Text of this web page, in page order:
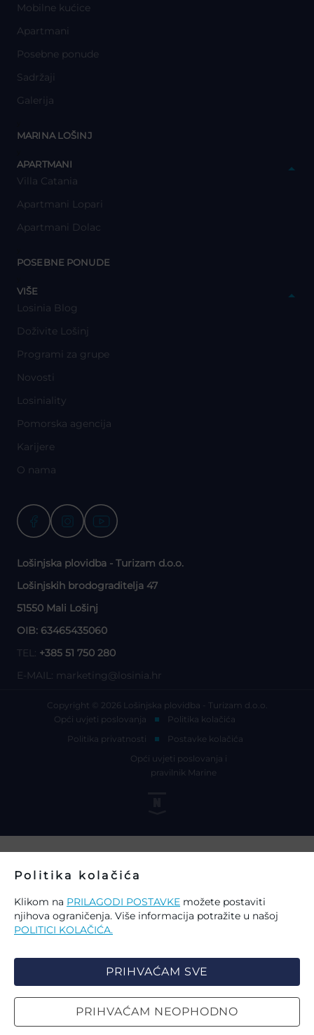
PRETRAŽI
Mobilne kućice
Apartmani
Posebne ponude
Sadržaji
Galerija
MARINA LOŠINJ
APARTMANI
Villa Catania
Apartmani Lopari
Apartmani Dolac
POSEBNE PONUDE
VIŠE
Losinia Blog
Doživite Lošinj
Programi za grupe
Novosti
Losiniality
Pomorska agencija
Karijere
O nama
Lošinjska plovidba - Turizam d.o.o.
Lošinjskih brodograditelja 47
51550 Mali Lošinj
OIB: 63465435060
TEL: +385 51 750 280
E-MAIL: marketing@losinia.hr
Copyright © 2026 Lošinjska plovidba - Turizam d.o.o.
Opći uvjeti poslovanja
Politika kolačića
Politika privatnosti
Postavke kolačića
Opći uvjeti poslovanja i
pravilnik Marine
Politika kolačića
Klikom na PRILAGODI POSTAVKE možete postaviti
njihova ograničenja. Više informacija potražite u našoj
POLITICI KOLAČIĆA.
IZABERITE KOLAČIĆE NA STRANICI
PRIHVAĆAM SVE
PRIHVAĆAM NEOPHODNO